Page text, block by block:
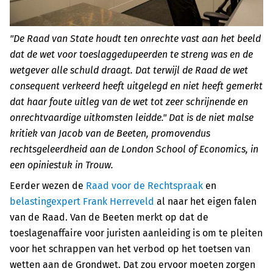
"De Raad van State houdt ten onrechte vast aan het beeld
dat de wet voor toeslaggedupeerden te streng was en de
wetgever alle schuld draagt. Dat terwijl de Raad de wet
consequent verkeerd heeft uitgelegd en niet heeft gemerkt
dat haar foute uitleg van de wet tot zeer schrijnende en
onrechtvaardige uitkomsten leidde." Dat is de niet malse
kritiek van Jacob van de Beeten, promovendus
rechtsgeleerdheid aan de London School of Economics, in
een opiniestuk in Trouw.
Eerder wezen de Raad voor de Rechtspraak en
belastingexpert Frank Herreveld al naar het eigen falen
van de Raad. Van de Beeten merkt op dat de
toeslagenaffaire voor juristen aanleiding is om te pleiten
voor het schrappen van het verbod op het toetsen van
wetten aan de Grondwet. Dat zou ervoor moeten zorgen